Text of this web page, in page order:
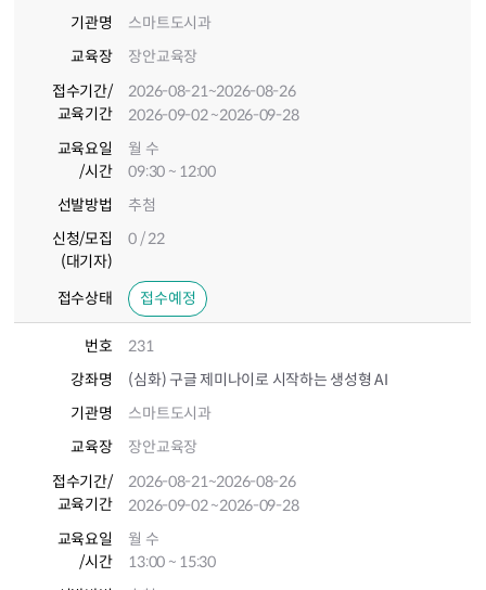
기관명
스마트도시과
교육장
장안교육장
접수기간/
교육기간
2026-08-21~2026-08-26
2026-09-02~2026-09-28
교육요일
/시간
월 수
09:30 ~ 12:00
선발방법
추첨
신청/모집
(대기자)
0 / 22
접수상태 접수예정
번호
231
강좌명
(심화) 구글 제미나이로 시작하는 생성형 AI
기관명
스마트도시과
교육장
장안교육장
접수기간/
교육기간
2026-08-21~2026-08-26
2026-09-02~2026-09-28
교육요일
/시간
월 수
13:00 ~ 15:30